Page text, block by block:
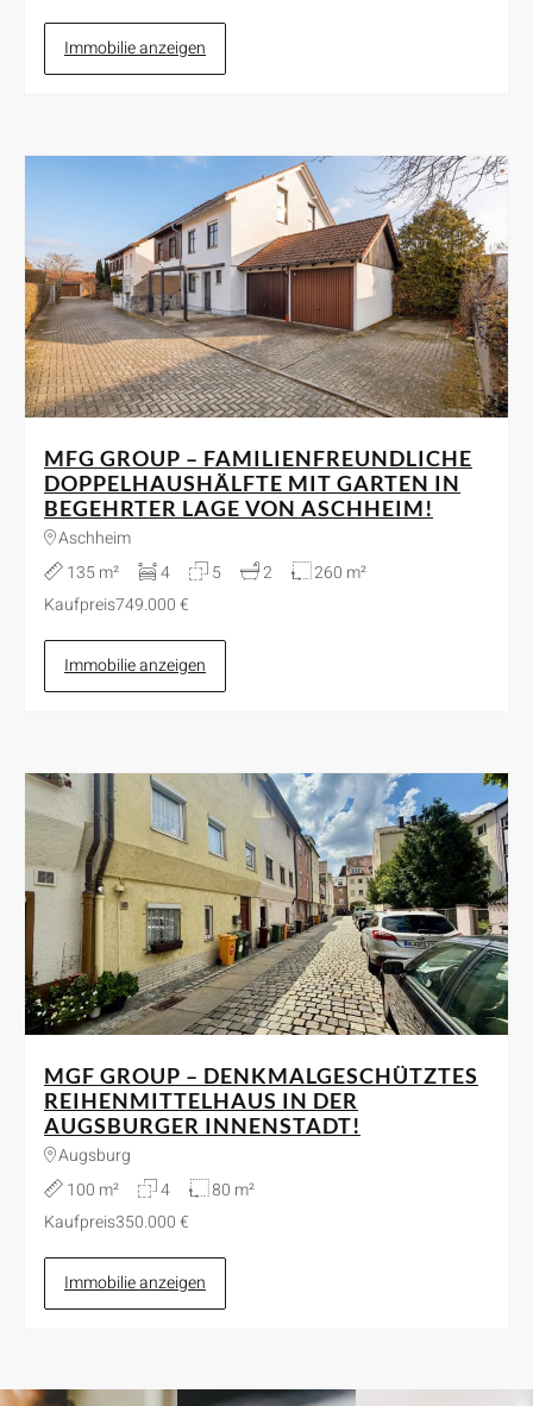
Immobilie anzeigen
MFG GROUP – FAMILIENFREUNDLICHE
DOPPELHAUSHÄLFTE MIT GARTEN IN
BEGEHRTER LAGE VON ASCHHEIM!
Aschheim
135 m²
4 5 2
260 m²
Kaufpreis749.000 €
Immobilie anzeigen
MGF GROUP – DENKMALGESCHÜTZTES
REIHENMITTELHAUS IN DER
AUGSBURGER INNENSTADT!
Augsburg
100 m²
4
80 m²
Kaufpreis350.000 €
Immobilie anzeigen